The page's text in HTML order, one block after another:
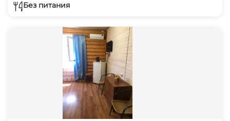
Без питания